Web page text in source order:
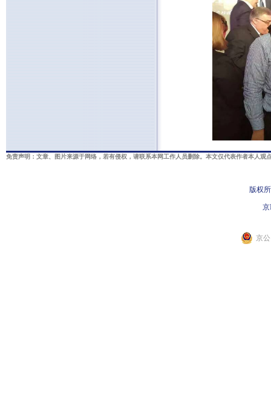
免责声明：文章、图片来源于网络，若有侵权，请联系本网工作人员删除。本文仅代表作者本人
版权
京
京公